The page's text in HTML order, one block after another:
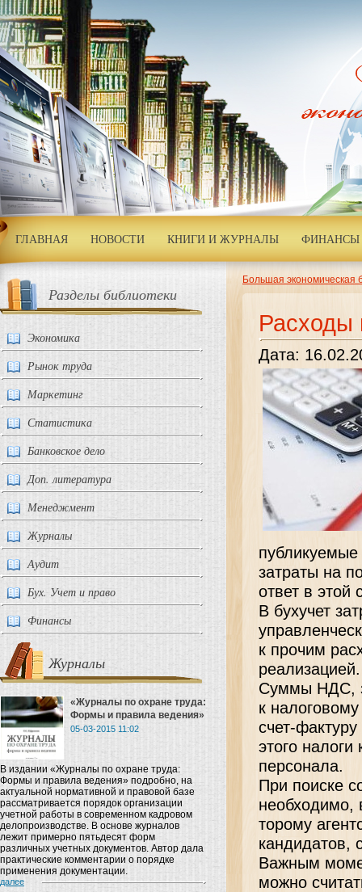
ГЛАВНАЯ НОВОСТИ КНИГИ И ЖУРНАЛЫ ФИНАНСЫ
Разделы библиотеки
Экономика
Рынок труда
Маркетинг
Статистика
Банковское дело
Доп. литература
Менеджмент
Журналы
Аудит
Бух. Учет и право
Финансы
Журналы
«Журналы по охране труда:
Формы и правила ведения»
05-03-2015 11:02
В издании «Журналы по охране труда:
Формы и правила ведения» подробно, на
актуальной нормативной и правовой базе
рассматривается порядок организации
учетной работы в современном кадровом
делопроизводстве. В основе журналов
лежит примерно пятьдесят форм
различных учетных документов. Автор дала
практические комментарии о порядке
применения документации.
далее
Большая экономическая
Расходы
Дата:
затраты на
ответ в этой
В бухучет
к прочим
реализацией.
Суммы НДС,
к
счет-
этого
персонала.
При поиске
необходимо,
торому
кандидатов,
Важным
можно